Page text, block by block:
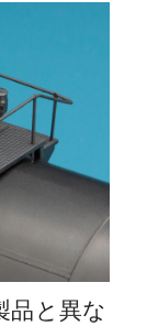
品と異な